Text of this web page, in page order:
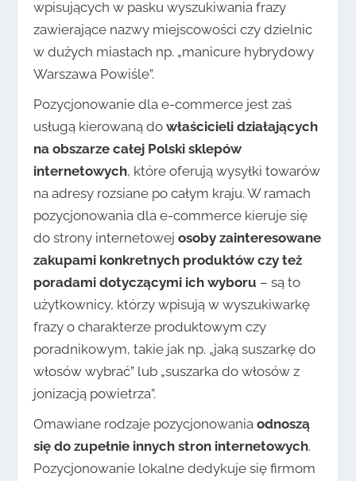
wpisujących w pasku wyszukiwania frazy
zawierające nazwy miejscowości czy dzielnic
w dużych miastach np. „manicure hybrydowy
Warszawa Powiśle”.
Pozycjonowanie dla e-commerce jest zaś
usługą kierowaną do właścicieli działających
na obszarze całej Polski sklepów
internetowych, które oferują wysyłki towarów
na adresy rozsiane po całym kraju. W ramach
pozycjonowania dla e-commerce kieruje się
do strony internetowejosoby zainteresowane
zakupami konkretnych produktów czy też
poradami dotyczącymi ich wyboru – są to
użytkownicy, którzy wpisują w wyszukiwarkę
frazy o charakterze produktowym czy
poradnikowym, takie jak np. „jaką suszarkę do
włosów wybrać” lub „suszarka do włosów z
jonizacją powietrza”.
Omawiane rodzaje pozycjonowania odnoszą
się do zupełnie innych stron internetowych.
Pozycjonowanie lokalne dedykuje się firmom